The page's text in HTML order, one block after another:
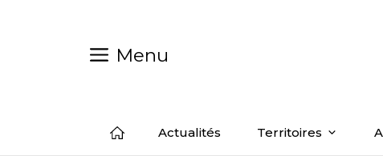
Menu
Actualités Territoires